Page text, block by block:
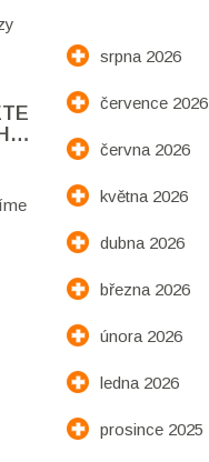
V
srpna 2026
července 2026
června 2026
května 2026
dubna 2026
března 2026
února 2026
ledna 2026
prosince 2025